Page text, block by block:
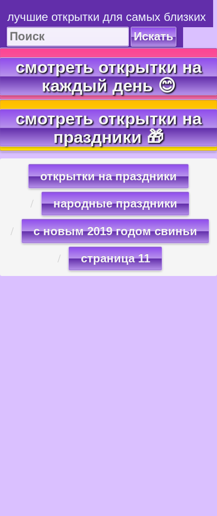
лучшие открытки для самых близких
Искать
смотреть открытки на
каждый день 😊
смотреть открытки на
праздники 🎁
открытки на праздники
народные праздники
с новым 2019 годом свиньи
страница 11